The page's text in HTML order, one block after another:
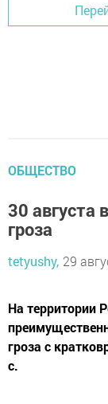
ОБЩЕСТВО
30 августа
гроза
tetyushy, 29
На территории
гроза с
с.